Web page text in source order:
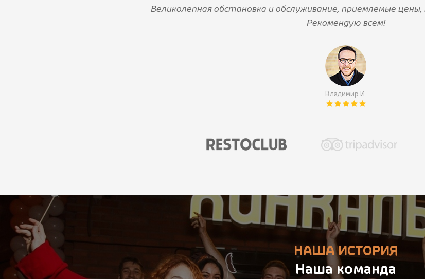
Великолепная обстановка и обслуживание, приемлемые
Рекомендую всем!
Владимир И.
НАША ИСТОРИЯ
Наша команда